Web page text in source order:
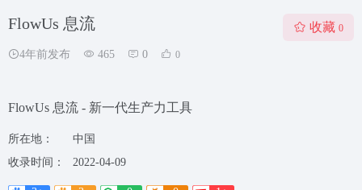
FlowUs 息流
4年前发布 465 0 0
收藏 0
FlowUs 息流 - 新一代生产力工具
所在地：
中国
收录时间：
2022-04-09